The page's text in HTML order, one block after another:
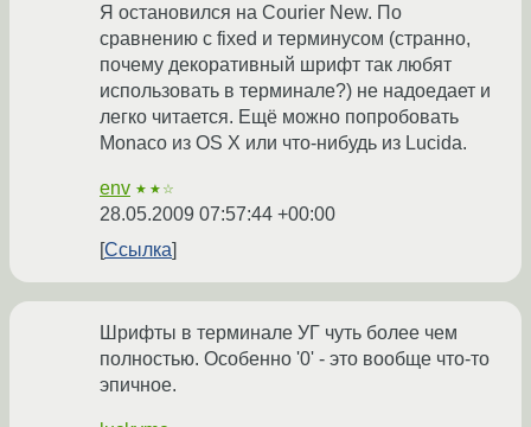
Я остановился на Courier New. По
сравнению с fixed и терминусом (странно,
почему декоративный шрифт так любят
использовать в терминале?) не надоедает и
легко читается. Ещё можно попробовать
Monaco из OS X или что-нибудь из Lucida.
env ★★☆
28.05.2009 07:57:44 +00:00
Ссылка
Шрифты в терминале УГ чуть более чем
полностью. Особенно '0' - это вообще что-то
эпичное.